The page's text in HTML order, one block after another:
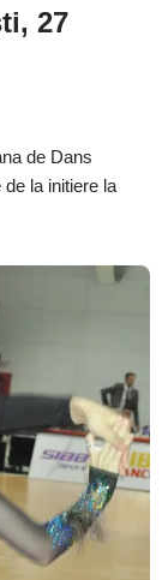
27
de Dans
la initiere la